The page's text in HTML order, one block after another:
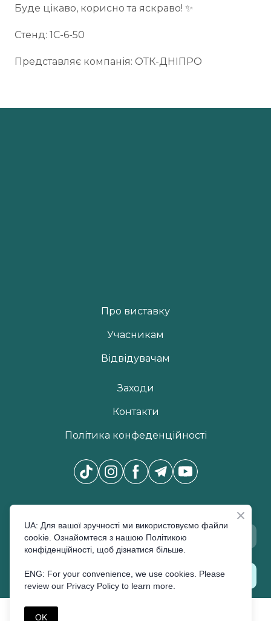
Буде цікаво, корисно та яскраво! ✨
Стенд: 1С-6-50
Представляє компанія: ОТК-ДНІПРО
Про виставку
Учасникам
Відвідувачам
Заходи
Контакти
Політика конфеденційності
ПІДПИСАТИСЬ
UA: Для вашої зручності ми використовуємо файли
cookie. Ознайомтеся з нашою Політикою
конфіденційності, щоб дізнатися більше.
ENG: For your convenience, we use cookies. Please
review our Privacy Policy to learn more.
OK